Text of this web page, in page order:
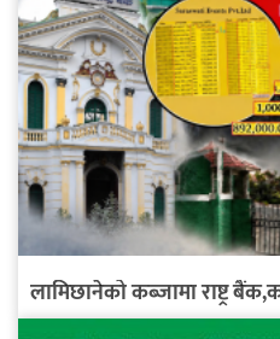
लामिछानेको कब्जामा राष्ट्र